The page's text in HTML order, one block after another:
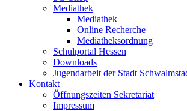
Mediathek
Mediathek
Online Recherche
Mediatheksordnung
Schulportal Hessen
Downloads
Jugendarbeit der Stadt
Kontakt
Öffnungszeiten Sekretariat
Impressum